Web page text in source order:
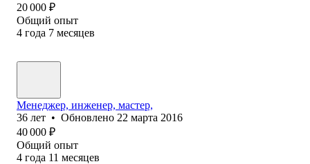
20 000 ₽
Общий опыт
4 года 7 месяцев
Менеджер, инженер, мастер,
36 лет • Обновлено 22 марта 2016
40 000 ₽
Общий опыт
4 года 11 месяцев